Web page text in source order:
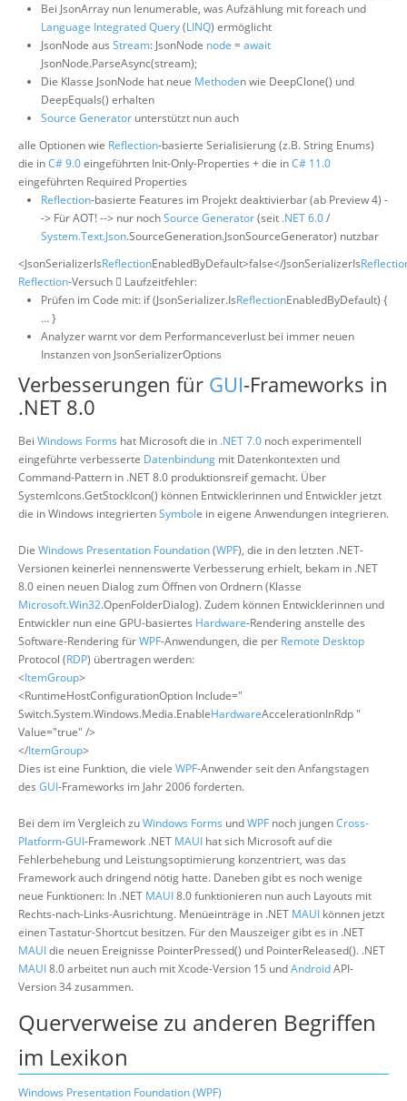
Bei JsonArray nun Ienumerable, was Aufzählung mit foreach und
Language Integrated Query(LINQ) ermöglicht
JsonNode aus Stream: JsonNode node = await
JsonNode.ParseAsync(stream);
Die Klasse JsonNode hat neue Methoden wie DeepClone() und
DeepEquals() erhalten
Source Generator unterstützt nun auch
alle Optionen wie Reflection-basierte Serialisierung (z.B. String Enums)
die inC# 9.0eingeführten Init-Only-Properties + die inC# 11.0
eingeführten Required Properties
Reflection-basierte Features im Projekt deaktivierbar (ab Preview 4) -
-> Für AOT! --> nur nochSource Generator(seit .NET 6.0/
System.Text.Json.SourceGeneration.JsonSourceGenerator) nutzbar
<JsonSerializerIsReflectionEnabledByDefault>false</JsonSerializerIs
Reflection-Versuch  Laufzeitfehler:
Prüfen im Code mit: if (JsonSerializer.IsReflectionEnabledByDefault) {
… }
Analyzer warnt vor dem Performanceverlust bei immer neuen
Instanzen von JsonSerializerOptions
Verbesserungen für GUI-Frameworks in
.NET 8.0
Bei Windows Forms hat Microsoft die in .NET 7.0 noch experimentell
eingeführte verbesserte Datenbindung mit Datenkontexten und
Command-Pattern in .NET 8.0 produktionsreif gemacht. Über
SystemIcons.GetStockIcon() können Entwicklerinnen und Entwickler jetzt
die in Windows integriertenSymbole in eigene Anwendungen integrieren.
Die Windows Presentation Foundation(WPF), die in den letzten .NET-
Versionen keinerlei nennenswerte Verbesserung erhielt, bekam in .NET
8.0 einen neuen Dialog zum Öffnen von Ordnern (Klasse
Microsoft.Win32.OpenFolderDialog). Zudem können Entwicklerinnen und
Entwickler nun eine GPU-basiertes Hardware-Rendering anstelle des
Software-Rendering fürWPF-Anwendungen, die per Remote Desktop
Protocol (RDP) übertragen werden:
<ItemGroup>
<RuntimeHostConfigurationOption Include="
Switch.System.Windows.Media.EnableHardwareAccelerationInRdp "
Value="true" />
</ItemGroup>
Dies ist eine Funktion, die viele WPF-Anwender seit den Anfangstagen
des GUI-Frameworks im Jahr 2006 forderten.
Bei dem im Vergleich zuWindows Forms undWPF noch jungenCross-
Platform-GUI-Framework .NET MAUI hat sich Microsoft auf die
Fehlerbehebung und Leistungsoptimierung konzentriert, was das
Framework auch dringend nötig hatte. Daneben gibt es noch wenige
neue Funktionen: In .NET MAUI8.0 funktionieren nun auch Layouts mit
Rechts-nach-Links-Ausrichtung. Menüeinträge in .NET MAUI können jetzt
einen Tastatur-Shortcut besitzen. Für den Mauszeiger gibt es in .NET
MAUIdie neuen Ereignisse PointerPressed() und PointerReleased(). .NET
MAUI8.0 arbeitet nun auch mit Xcode-Version 15 undAndroidAPI-
Version 34 zusammen.
Querverweise zu anderen Begriffen
im Lexikon
Windows Presentation Foundation (WPF)